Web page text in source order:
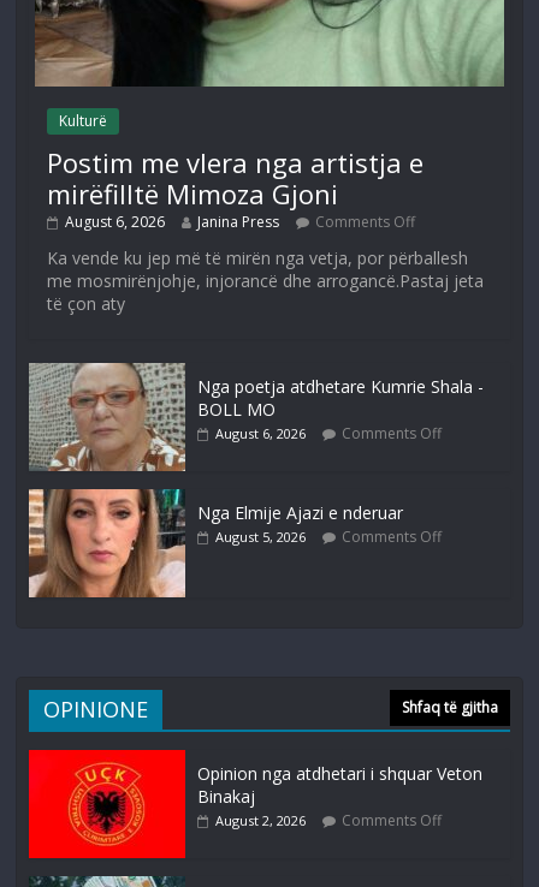
Kulturë
Postim me vlera nga artistja e
mirëfilltë Mimoza Gjoni
August 6, 2026 Janina Press Comments Off
Ka vende ku jep më të mirën nga vetja, por përballesh
me mosmirënjohje, injorancë dhe arrogancë.Pastaj jeta
të çon aty
Nga poetja atdhetare Kumrie Shala -
BOLL MO
August 6, 2026 Comments Off
Nga Elmije Ajazi e nderuar
August 5, 2026 Comments Off
OPINIONE Shfaq të gjitha
Opinion nga atdhetari i shquar Veton
Binakaj
August 2, 2026 Comments Off